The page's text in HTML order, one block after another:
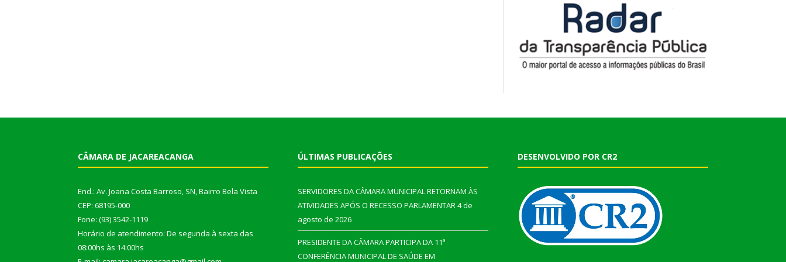
CÂMARA DE JACAREACANGA
End.: Av. Joana Costa Barroso, SN, Bairro Bela Vista
CEP: 68195-000
Fone: (93) 3542-1119
Horário de atendimento: De segunda à sexta das
08:00hs às 14:00hs
ÚLTIMAS PUBLICAÇÕES
SERVIDORES DA CÂMARA MUNICIPAL RETORNAM ÀS
ATIVIDADES APÓS O RECESSO PARLAMENTAR4 de
agosto de 2026
PRESIDENTE DA CÂMARA PARTICIPA DA 11ª
CONFERÊNCIA MUNICIPAL DE SAÚDE EM
DESENVOLVIDO POR CR2